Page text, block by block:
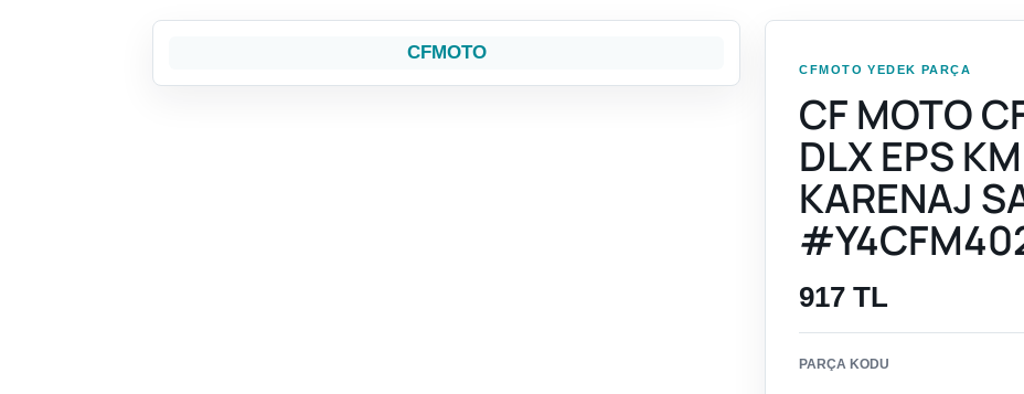
CFMOTO
CFMOTO YEDEK PARÇA
CF MOTO
DLX EPS
KARENAJ
917 TL
PARÇA KODU